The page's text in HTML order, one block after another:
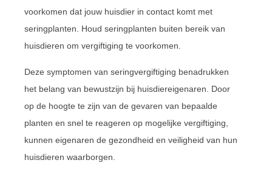
voorkomen dat jouw huisdier in contact komt met
seringplanten. Houd seringplanten buiten bereik van
huisdieren om vergiftiging te voorkomen.
Deze symptomen van seringvergiftiging benadrukken
het belang van bewustzijn bij huisdiereigenaren. Door
op de hoogte te zijn van de gevaren van bepaalde
planten en snel te reageren op mogelijke vergiftiging,
kunnen eigenaren de gezondheid en veiligheid van hun
huisdieren waarborgen.